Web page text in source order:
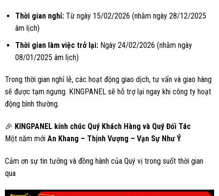
Thời gian nghỉ:Từ ngày 15/02/2026 (nhằm ngày 28/12/2025
âm lịch)
Thời gian làm việc trở lại:Ngày 24/02/2026 (nhằm ngày
08/01/2025 âm lịch)
Trong thời gian nghỉ lễ, các hoạt động giao dịch, tư vấn và giao hàng
sẽ được tạm ngưng. KINGPANEL sẽ hỗ trợ lại ngay khi công ty hoạt
động bình thường.
🎉 KINGPANEL kính chúc Quý Khách Hàng và Quý Đối Tác
Một năm mới An Khang – Thịnh Vượng – Vạn Sự Như Ý.
Cảm ơn sự tin tưởng và đồng hành của Quý vị trong suốt thời gian
qua